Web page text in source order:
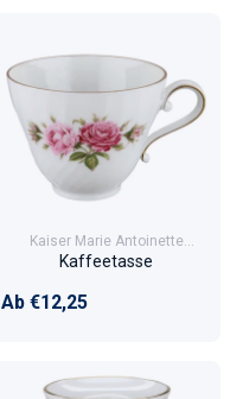
Kaiser Marie Antoinette
Moosrose
Kaffeetasse
Normaler Preis
Ab €12,25